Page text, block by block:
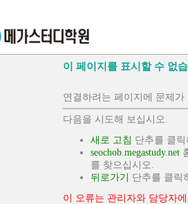
이 페이지를 표시할 수 없
연결하려는 페이지에 문제
다음을 시도해 보십시오.
새로 고침 단추를 클
seochob.megastudy.net
를 찾으십시오.
뒤로가기
단추를 클릭
이 오류는 관리자와 담당자